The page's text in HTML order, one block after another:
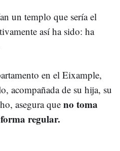
un templo que sería el
así ha sido: ha
en el Eixample,
acompañada de su hija, su
asegura que no toma
regular.